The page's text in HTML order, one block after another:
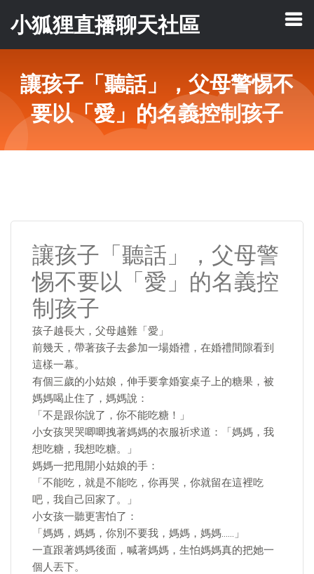
小狐狸直播聊天社區
讓孩子「聽話」，父母警惕不
要以「愛」的名義控制孩子
讓孩子「聽話」，父母警
惕不要以「愛」的名義控
制孩子
孩子越長大，父母越難「愛」
前幾天，帶著孩子去參加一場婚禮，在婚禮間隙看到
這樣一幕。
有個三歲的小姑娘，伸手要拿婚宴桌子上的糖果，被
媽媽喝止住了，媽媽說：
「不是跟你說了，你不能吃糖！」
小女孩哭哭唧唧拽著媽媽的衣服祈求道：「媽媽，我
想吃糖，我想吃糖。」
媽媽一把甩開小姑娘的手：
「不能吃，就是不能吃，你再哭，你就留在這裡吃
吧，我自己回家了。」
小女孩一聽更害怕了：
「媽媽，媽媽，你別不要我，媽媽，媽媽……」
一直跟著媽媽後面，喊著媽媽，生怕媽媽真的把她一
個人丟下。